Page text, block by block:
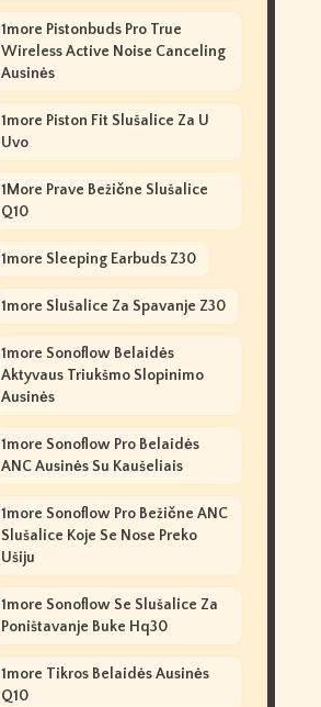
1more Pistonbuds Pro True
Wireless Active Noise Canceling
Ausinės
1more Piston Fit Slušalice Za U
Uvo
1More Prave Bežične Slušalice
Q10
1more Sleeping Earbuds Z30
1more Slušalice Za Spavanje Z30
1more Sonoflow Belaidės
Aktyvaus Triukšmo Slopinimo
Ausinės
1more Sonoflow Pro Belaidės
ANC Ausinės Su Kaušeliais
1more Sonoflow Pro Bežične ANC
Slušalice Koje Se Nose Preko
Ušiju
1more Sonoflow Se Slušalice Za
Poništavanje Buke Hq30
1more Tikros Belaidės Ausinės
Q10